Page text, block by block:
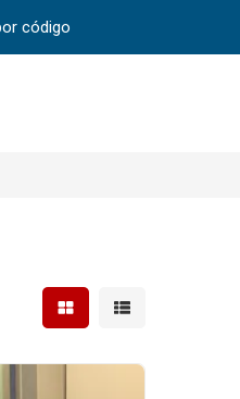
Mostrar resultados em
Mostrar